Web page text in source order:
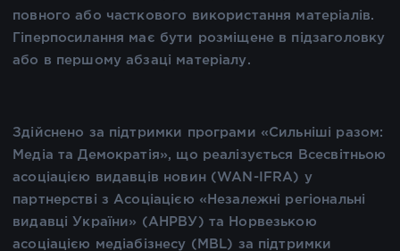
повного або часткового використання матеріалів.
Гіперпосилання має бути розміщене в підзаголовку
або в першому абзаці матеріалу.
Здійснено за підтримки програми «Сильніші разом:
Медіа та Демократія», що реалізується Всесвітньою
асоціацією видавців новин (WAN-IFRA) у
партнерстві з Асоціацією «Незалежні регіональні
видавці України» (АНРВУ) та Норвезькою
асоціацією медіабізнесу (MBL) за підтримки